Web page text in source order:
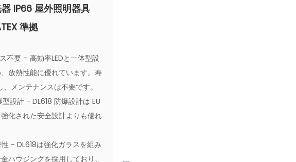
IP66 屋外照明器具
準拠
不要 – 高効率LEDと一体型設
放熱性能に優れています。寿
メンテナンスは不要です。
設計 - DL618 防爆設計は EU
化された安全設計よりも優れ
- DL618は強化ガラスを組み
ハウジングを採用しており、